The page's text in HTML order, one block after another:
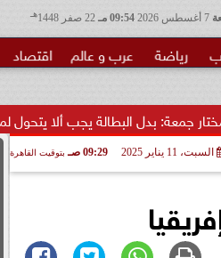
09:54 مـ هـ
رياضة عرب و عالم اقتصاد
يجب ألا يتحول لمنحة مدى...
السبت، 11 يناير 2025 09:29 صـ بتوقيت القاهرة